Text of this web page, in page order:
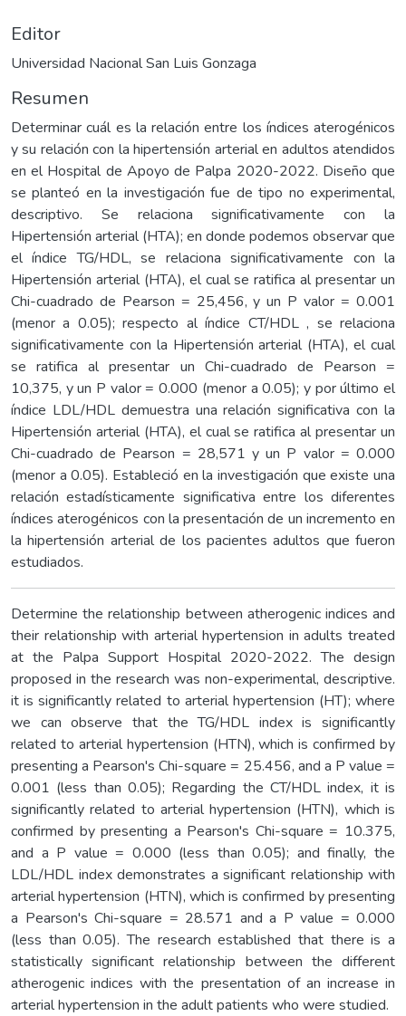
Editor
Universidad Nacional San Luis Gonzaga
Resumen
Determinar cuál es la relación entre los índices aterogénicos
y su relación con la hipertensión arterial en adultos atendidos
en el Hospital de Apoyo de Palpa 2020-2022. Diseño que
se planteó en la investigación fue de tipo no experimental,
descriptivo. Se relaciona significativamente con la
Hipertensión arterial (HTA); en donde podemos observar que
el índice TG/HDL, se relaciona significativamente con la
Hipertensión arterial (HTA), el cual se ratifica al presentar un
Chi-cuadrado de Pearson = 25,456, y un P valor = 0.001
(menor a 0.05); respecto al índice CT/HDL , se relaciona
significativamente con la Hipertensión arterial (HTA), el cual
se ratifica al presentar un Chi-cuadrado de Pearson =
10,375, y un P valor = 0.000 (menor a 0.05); y por último el
índice LDL/HDL demuestra una relación significativa con la
Hipertensión arterial (HTA), el cual se ratifica al presentar un
Chi-cuadrado de Pearson = 28,571 y un P valor = 0.000
(menor a 0.05). Estableció en la investigación que existe una
relación estadísticamente significativa entre los diferentes
índices aterogénicos con la presentación de un incremento en
la hipertensión arterial de los pacientes adultos que fueron
estudiados.
Determine the relationship between atherogenic indices and
their relationship with arterial hypertension in adults treated
at the Palpa Support Hospital 2020-2022. The design
proposed in the research was non-experimental, descriptive.
it is significantly related to arterial hypertension (HT); where
we can observe that the TG/HDL index is significantly
related to arterial hypertension (HTN), which is confirmed by
presenting a Pearson's Chi-square = 25.456, and a P value =
0.001 (less than 0.05); Regarding the CT/HDL index, it is
significantly related to arterial hypertension (HTN), which is
confirmed by presenting a Pearson's Chi-square = 10.375,
and a P value = 0.000 (less than 0.05); and finally, the
LDL/HDL index demonstrates a significant relationship with
arterial hypertension (HTN), which is confirmed by presenting
a Pearson's Chi-square = 28.571 and a P value = 0.000
(less than 0.05). The research established that there is a
statistically significant relationship between the different
atherogenic indices with the presentation of an increase in
arterial hypertension in the adult patients who were studied.